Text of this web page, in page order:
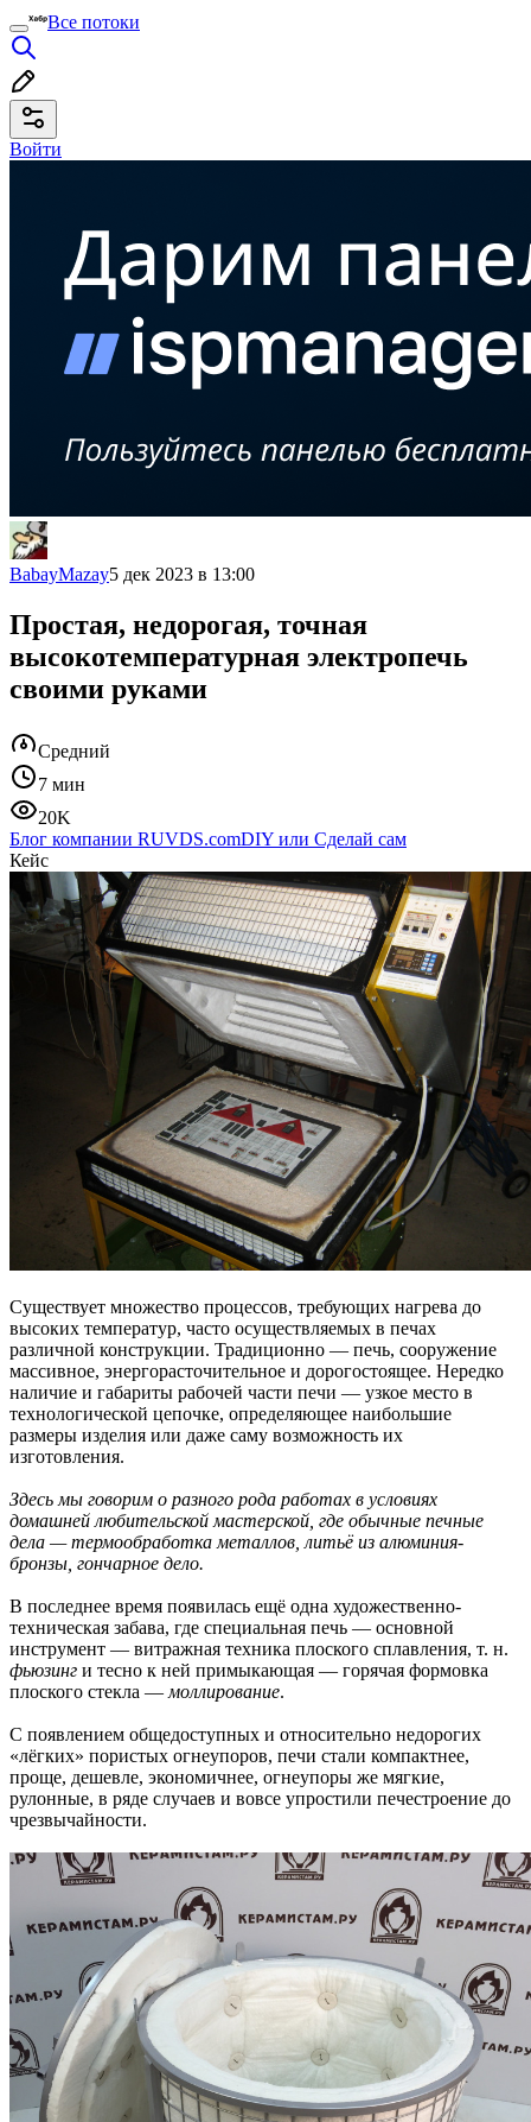
Все потоки
Войти
BabayMazay5 дек 2023 в 13:00
Простая, недорогая, точная
высокотемпературная электропечь
своими руками
Средний
7 мин
20K
Блог компании RUVDS.comDIY или Сделай сам
Кейс
Существует множество процессов, требующих нагрева до
высоких температур, часто осуществляемых в печах
различной конструкции. Традиционно — печь, сооружение
массивное, энергорасточительное и дорогостоящее. Нередко
наличие и габариты рабочей части печи — узкое место в
технологической цепочке, определяющее наибольшие
размеры изделия или даже саму возможность их
изготовления.
Здесь мы говорим о разного рода работах в условиях
домашней любительской мастерской, где обычные печные
дела — термообработка металлов, литьё из алюминия-
бронзы, гончарное дело.
В последнее время появилась ещё одна художественно-
техническая забава, где специальная печь — основной
инструмент — витражная техника плоского сплавления, т. н.
фьюзинг и тесно к ней примыкающая — горячая формовка
плоского стекла — моллирование.
С появлением общедоступных и относительно недорогих
«лёгких» пористых огнеупоров, печи стали компактнее,
проще, дешевле, экономичнее, огнеупоры же мягкие,
рулонные, в ряде случаев и вовсе упростили печестроение до
чрезвычайности.